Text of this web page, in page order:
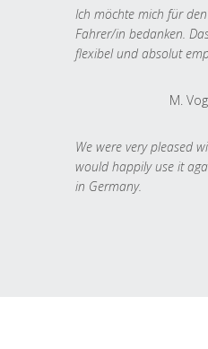
Ich möchte mich für
Fahrer/in bedanken.
flexibel und absolut
M.
We were very pleased
would happily use it
in Germany.